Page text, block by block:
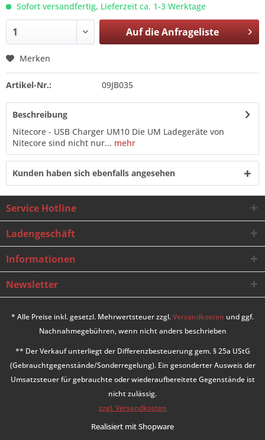
Sofort versandfertig, Lieferzeit ca. 1-3 Werktage
Auf dieAnfrageliste
Merken
Artikel-Nr.: 09JB035
Beschreibung
Nitecore - USB Charger UM10 Die UM Ladegeräte von
Nitecore sind nicht nur... mehr
Kunden haben sich ebenfalls angesehen
Service Hotline
Ladengeschäft
Informationen
Newsletter
* Alle Preise inkl. gesetzl. Mehrwertsteuer zzgl.Versandkosten und ggf.
Nachnahmegebühren, wenn nicht anders beschrieben
** Der Verkauf unterliegt der Differenzbesteuerung gem. § 25a UStG
(Gebrauchtgegenstände/Sonderregelung). Ein gesonderter Ausweis der
Umsatzsteuer für gebrauchte oder wiederaufbereitete Gegenstände ist
nicht zulässig.
zzgl. Versandkosten
Realisiert mit Shopware